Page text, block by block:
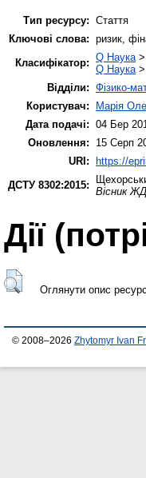
Тип ресурсу: Стаття
Ключові слова: ризик,
Класифікатор: Q Наука >
Q Наука >
Відділи: Фізико-
Користувач:
Марія
Дата подачі: 04 Бер
Оновлення:
15 Серп
URI: https://
ДСТУ 8302:2015:
Вісник
Дії
Оглянути опис
© 2008–2026 Zhytomyr Ivan